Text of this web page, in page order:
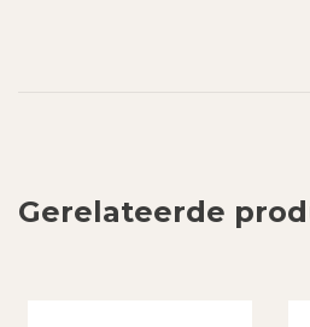
Gerelateerde